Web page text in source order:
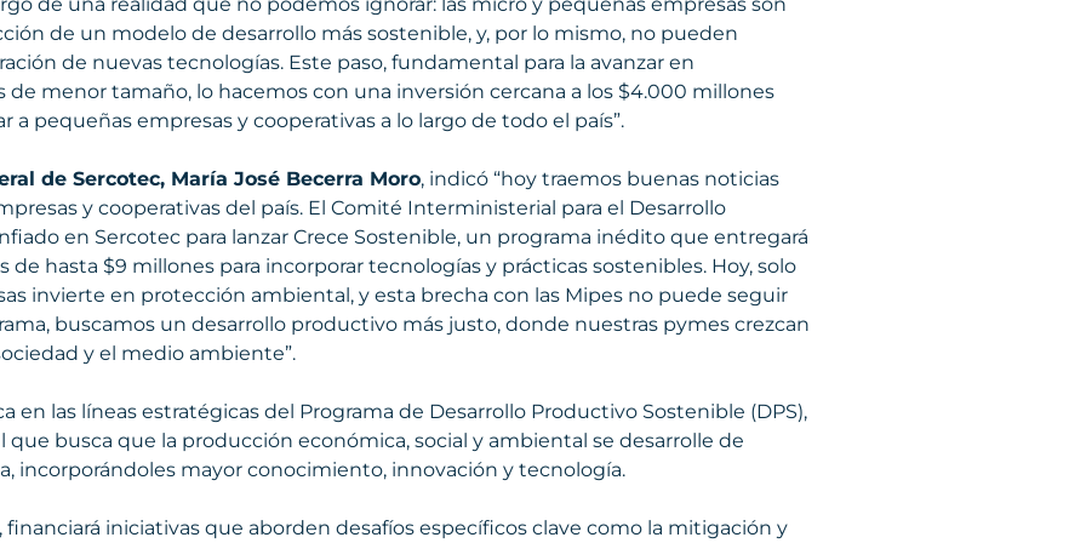
de un modelo de desarrollo más sostenible, y, por lo mismo, no pueden
de nuevas tecnologías. Este paso, fundamental para la avanzar en
menor tamaño, lo hacemos con una inversión cercana a los $4.000 millones
pequeñas empresas y cooperativas a lo largo de todo el país”.
de Sercotec, María José Becerra Moro, indicó “hoy traemos buenas noticias
y cooperativas del país. El Comité Interministerial para el Desarrollo
en Sercotec para lanzar Crece Sostenible, un programa inédito que entregará
de hasta $9 millones para incorporar tecnologías y prácticas sostenibles. Hoy, solo
invierte en protección ambiental, y esta brecha con las Mipes no puede seguir
buscamos un desarrollo productivo más justo, donde nuestras pymes crezcan
y el medio ambiente”.
en las líneas estratégicas del Programa de Desarrollo Productivo Sostenible (DPS),
busca que la producción económica, social y ambiental se desarrolle de
incorporándoles mayor conocimiento, innovación y tecnología.
iniciativas que aborden desafíos específicos clave como la mitigación y